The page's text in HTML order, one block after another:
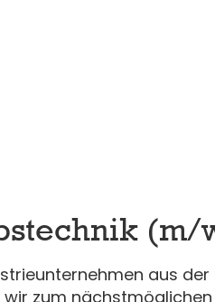
(m/
aus
zum